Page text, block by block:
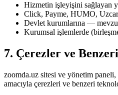
Hizmetin işleyişini sağlayan
Click, Payme, HUMO,
Devlet kurumlarına —
Kurumsal işlemlerde
7. Çerezler ve
zoomda.uz sitesi ve yönetim paneli,
amacıyla çerezleri ve benzeri